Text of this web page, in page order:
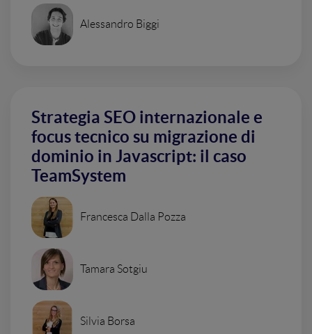
Alessandro Biggi
Strategia SEO internazionale e
focus tecnico su migrazione di
dominio in Javascript: il caso
TeamSystem
Francesca Dalla Pozza
Tamara Sotgiu
Silvia Borsa